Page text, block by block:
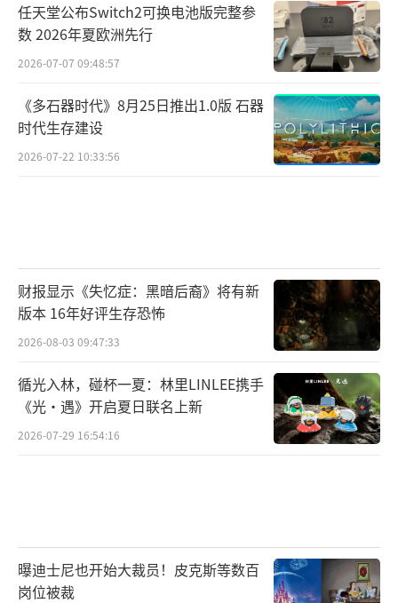
任天堂公布Switch2可换电池版完整参
数 2026年夏欧洲先行
2026-07-07 09:48:57
《多石器时代》8月25日推出1.0版 石器
时代生存建设
2026-07-22 10:33:56
财报显示《失忆症：黑暗后裔》将有新
版本 16年好评生存恐怖
2026-08-03 09:47:33
循光入林，碰杯一夏：林里LINLEE携手
《光·遇》开启夏日联名上新
2026-07-29 16:54:16
曝迪士尼也开始大裁员！皮克斯等数百
岗位被裁